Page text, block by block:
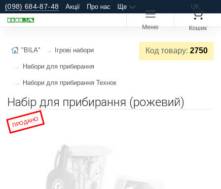
(098) 684-87-48 Акції Про нас Ще UK
Меню Кошик
Код товару: 2750
"BILA" Ігрові набори
Набори для прибирання
Набори для прибирання Технок
Набір для прибирання (рожевий)
ПРОДАНО